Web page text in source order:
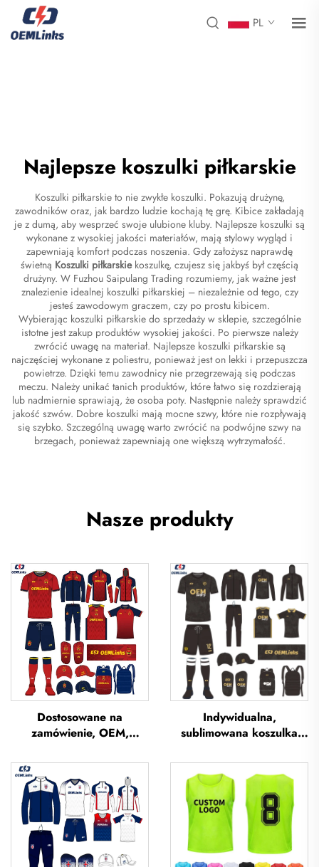
PL
Najlepsze koszulki piłkarskie
Koszulki piłkarskie to nie zwykłe koszulki. Pokazują drużynę,
zawodników oraz, jak bardzo ludzie kochają tę grę. Kibice zakładają
je z dumą, aby wesprzeć swoje ulubione kluby. Najlepsze koszulki są
wykonane z wysokiej jakości materiałów, mają stylowy wygląd i
zapewniają komfort podczas noszenia. Gdy założysz naprawdę
świetną Koszulki piłkarskie koszulkę, czujesz się jakbyś był częścią
drużyny. W Fuzhou Saipulang Trading rozumiemy, jak ważne jest
znalezienie idealnej koszulki piłkarskiej – niezależnie od tego, czy
jesteś zawodowym graczem, czy po prostu kibicem.
Wybierając koszulki piłkarskie do sprzedaży w sklepie, szczególnie
istotne jest zakup produktów wysokiej jakości. Po pierwsze należy
zwrócić uwagę na materiał. Najlepsze koszulki piłkarskie są
najczęściej wykonane z poliestru, ponieważ jest on lekki i przepuszcza
powietrze. Dzięki temu zawodnicy nie przegrzewają się podczas
meczu. Należy unikać tanich produktów, które łatwo się rozdzierają
lub nadmiernie sprawiają, że osoba poty. Następnie należy sprawdzić
jakość szwów. Dobre koszulki mają mocne szwy, które nie rozpływają
się szybko. Szczególną uwagę warto zwrócić na podwójne szwy na
brzegach, ponieważ zapewniają one większą wytrzymałość.
Nasze produkty
Dostosowane na
zamówienie, OEM,
piłkarskie z sublimacją,
koszulki drużynowe do
piłki nożnej, odzież
piłkarska, koszulki
futbolowe,
niestandardowe koszulki
piłkarskie
Indywidualna,
sublimowana koszulka
drużyny piłkarskiej,
koszulki piłkarskie,
uniform piłkarski,
koszulka piłkarska,
odzież piłkarska,
koszulka piłkarska